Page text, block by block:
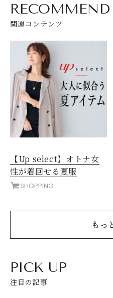
RECOMMEND
関連コンテンツ
【Up select】オトナ女
性が着回せる夏服
SHOPPING
もっ
PICK UP
注目の記事